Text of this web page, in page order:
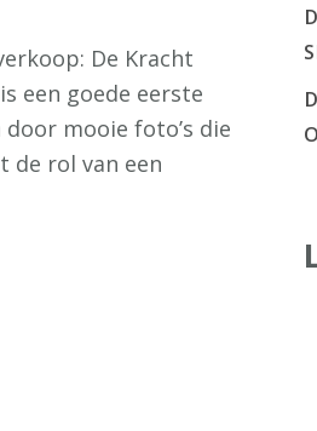
De Kracht
een goede eerste
mooie foto’s die
de rol van een